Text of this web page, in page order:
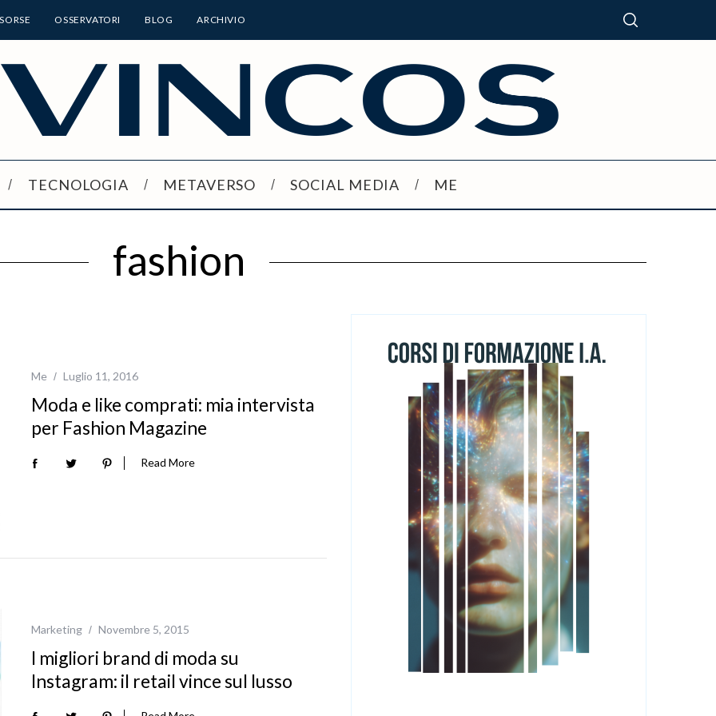
OSSERVATORI BLOG ARCHIVIO
TECNOLOGIA METAVERSO SOCIAL MEDIA ME
fashion
Me Luglio 11, 2016
Moda e like comprati: mia intervista
per Fashion Magazine
Read More
Marketing Novembre 5, 2015
I migliori brand di moda su
Instagram: il retail vince sul lusso